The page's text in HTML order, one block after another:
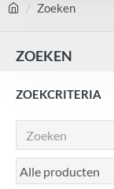
Zoeken
ZOEKEN
ZOEKCRITERIA